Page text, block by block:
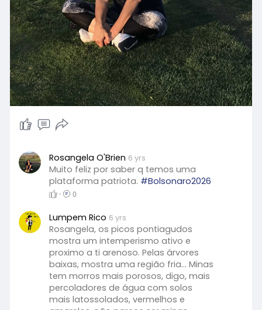
Rosangela O'Brien 6 yrs
Muito feliz por saber q temos uma
plataforma patriota. #Bolsonaro2026
· 0
Lumpem Rico 6 yrs
Rosangela, os picos pontiagudos
mostra um intemperismo ativo e
proximo a ti arenoso. Pelas árvores
baixas, mostra uma região fria... Minas
tem morros mais porosos, digo, mais
percoladores de água com solos
mais latossolados, vermelhos e